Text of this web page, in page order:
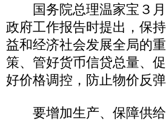
国务院总理温家宝３月
政府工作报告时提出，保
益和经济社会发展全局的
策、管好货币信贷总量、
好价格调控，防止物价反弹
要增加生产、保障供给